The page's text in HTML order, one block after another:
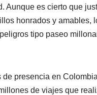
Aunque es cierto que
honrados y amables,
tipo paseo
presencia en
de viajes que